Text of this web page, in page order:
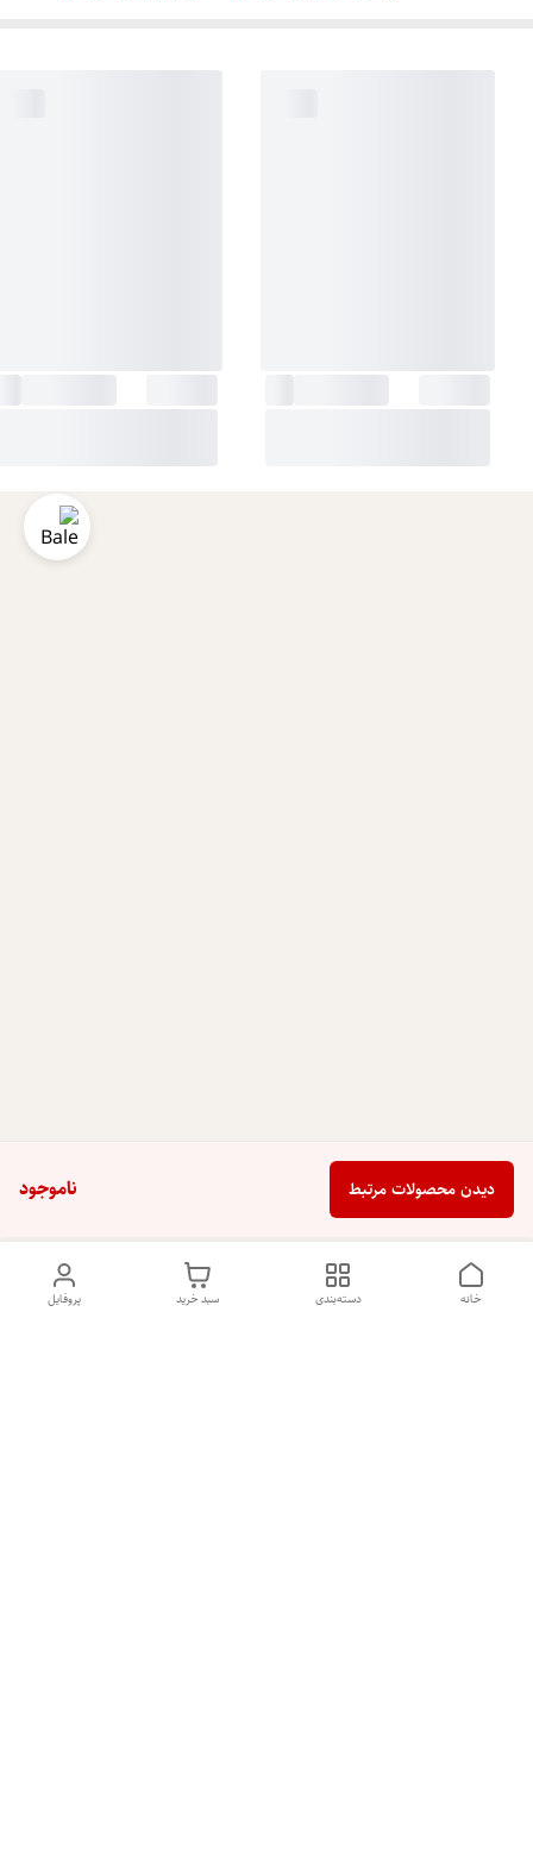
ناموجود دیدن محصولات مرتبط
پروفایل سبد خرید دسته‌بندی خانه